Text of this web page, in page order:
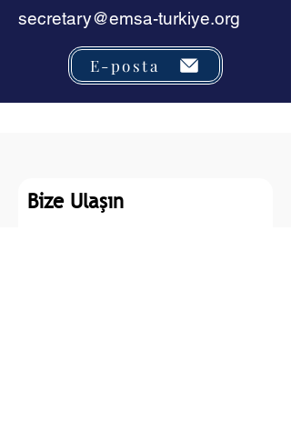
secretary@emsa-turkiye.org
E-posta
Bize Ulaşın